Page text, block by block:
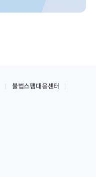
불법스팸대응센터